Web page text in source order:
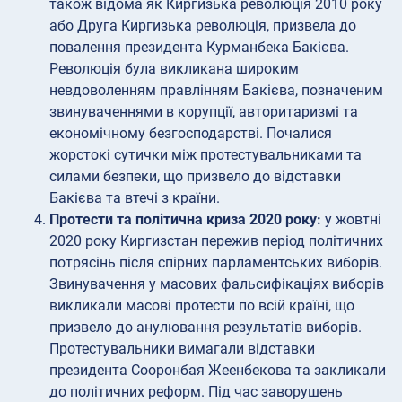
також відома як Киргизька революція 2010 року
або Друга Киргизька революція, призвела до
повалення президента Курманбека Бакієва.
Революція була викликана широким
невдоволенням правлінням Бакієва, позначеним
звинуваченнями в корупції, авторитаризмі та
економічному безгосподарстві. Почалися
жорстокі сутички між протестувальниками та
силами безпеки, що призвело до відставки
Бакієва та втечі з країни.
Протести та політична криза 2020 року: у жовтні
2020 року Киргизстан пережив період політичних
потрясінь після спірних парламентських виборів.
Звинувачення у масових фальсифікаціях виборів
викликали масові протести по всій країні, що
призвело до анулювання результатів виборів.
Протестувальники вимагали відставки
президента Сооронбая Жеенбекова та закликали
до політичних реформ. Під час заворушень